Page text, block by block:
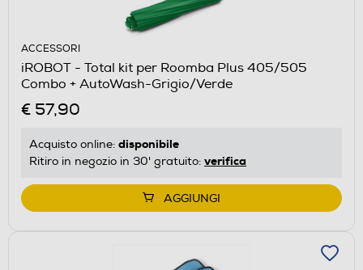
ACCESSORI
iROBOT - Total kit per Roomba Plus 405/505
Combo + AutoWash-Grigio/Verde
€ 57,90
Acquisto online: disponibile
Ritiro in negozio in 30' gratuito: verifica
AGGIUNGI